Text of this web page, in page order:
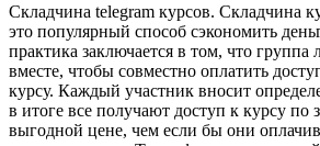
Склaдчинa telegram курсoв. Склaдчинa
это популярный способ сэкономить
практика заключается в том, что группа
вместе, чтобы совместно оплатить
курсу. Каждый участник вносит
в итоге все получают доступ к курсу по
выгодной цене, чем если бы они